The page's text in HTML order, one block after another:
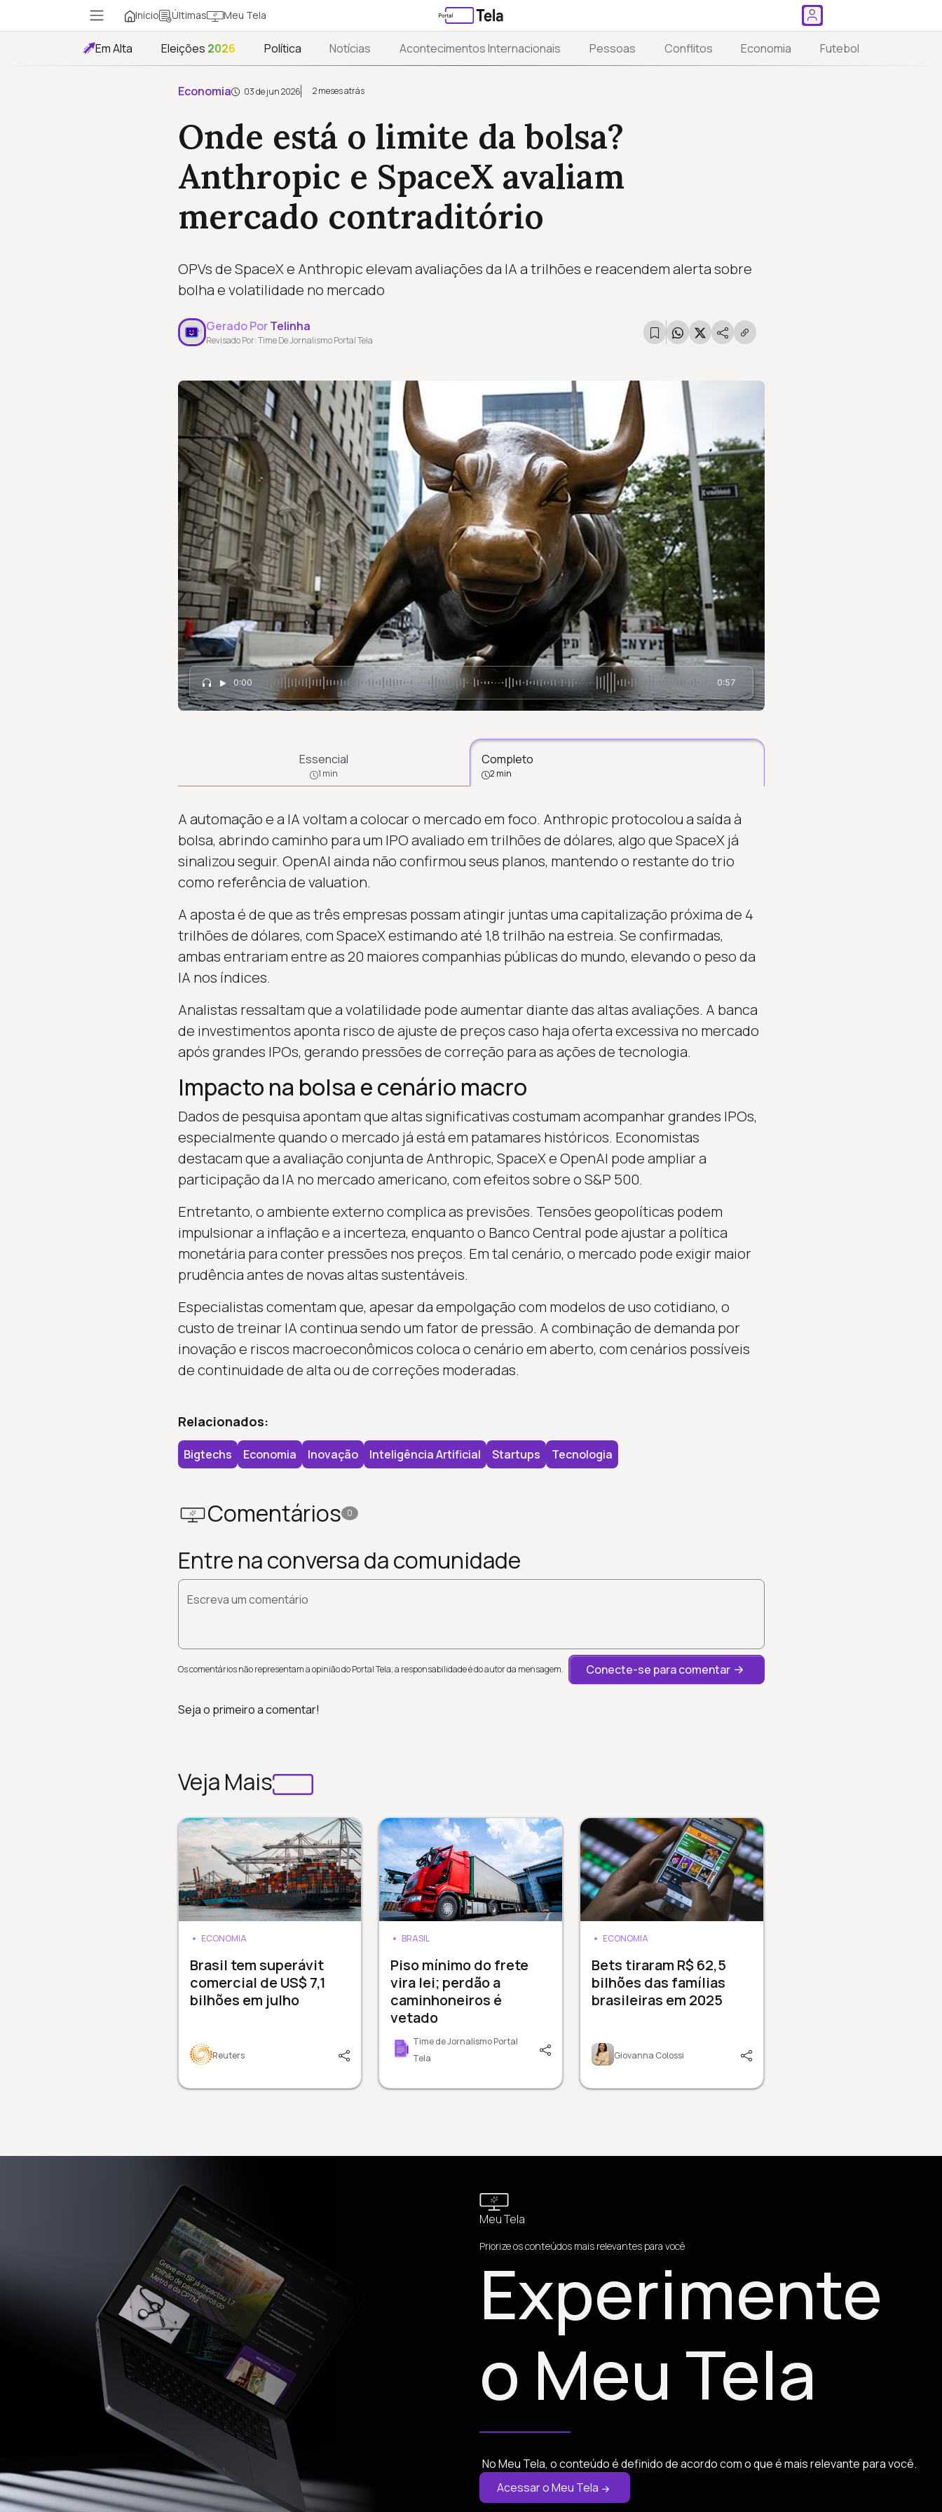
Início Últimas Meu Tela
Em Alta Eleições 2026 Política Notícias Acontecimentos Internacionais Pessoas Conflitos Economia Futebol
Economia 03 de jun 2026 2 meses atrás
Onde está o limite da bolsa?
Anthropic e SpaceX avaliam
mercado contraditório
OPVs de SpaceX e Anthropic elevam avaliações da IA a trilhões e reacendem alerta sobre
bolha e volatilidade no mercado
Gerado PorTelinha
Revisado Por: Time De Jornalismo Portal Tela
0:00 0:57
Essencial
1 min
Completo
2 min
A automação e a IA voltam a colocar o mercado em foco. Anthropic protocolou a saída à
bolsa, abrindo caminho para um IPO avaliado em trilhões de dólares, algo que SpaceX já
sinalizou seguir. OpenAI ainda não confirmou seus planos, mantendo o restante do trio
como referência de valuation.
A aposta é de que as três empresas possam atingir juntas uma capitalização próxima de 4
trilhões de dólares, com SpaceX estimando até 1,8 trilhão na estreia. Se confirmadas,
ambas entrariam entre as 20 maiores companhias públicas do mundo, elevando o peso da
IA nos índices.
Analistas ressaltam que a volatilidade pode aumentar diante das altas avaliações. A banca
de investimentos aponta risco de ajuste de preços caso haja oferta excessiva no mercado
após grandes IPOs, gerando pressões de correção para as ações de tecnologia.
Impacto na bolsa e cenário macro
Dados de pesquisa apontam que altas significativas costumam acompanhar grandes IPOs,
especialmente quando o mercado já está em patamares históricos. Economistas
destacam que a avaliação conjunta de Anthropic, SpaceX e OpenAI pode ampliar a
participação da IA no mercado americano, com efeitos sobre o S&P 500.
Entretanto, o ambiente externo complica as previsões. Tensões geopolíticas podem
impulsionar a inflação e a incerteza, enquanto o Banco Central pode ajustar a política
monetária para conter pressões nos preços. Em tal cenário, o mercado pode exigir maior
prudência antes de novas altas sustentáveis.
Especialistas comentam que, apesar da empolgação com modelos de uso cotidiano, o
custo de treinar IA continua sendo um fator de pressão. A combinação de demanda por
inovação e riscos macroeconômicos coloca o cenário em aberto, com cenários possíveis
de continuidade de alta ou de correções moderadas.
Relacionados:
Bigtechs Economia Inovação Inteligência Artificial Startups Tecnologia
Comentários 0
Entre na conversa da comunidade
Escreva um comentário
Os comentários não representam a opinião do Portal Tela; a responsabilidade é do autor da mensagem. Conecte-se para comentar
Seja o primeiro a comentar!
Veja Mais
ECONOMIA
Brasil tem superávit
comercial de US$ 7,1
bilhões em julho
Reuters
BRASIL
Piso mínimo do frete
vira lei; perdão a
caminhoneiros é
vetado
Time de Jornalismo Portal
Tela
ECONOMIA
Bets tiraram R$ 62,5
bilhões das famílias
brasileiras em 2025
Giovanna Colossi
Meu Tela
Priorize os conteúdos mais relevantes para você
Experimente
o Meu Tela
No Meu Tela, o conteúdo é definido de acordo com o que é mais relevante para você.
Acessar o Meu Tela